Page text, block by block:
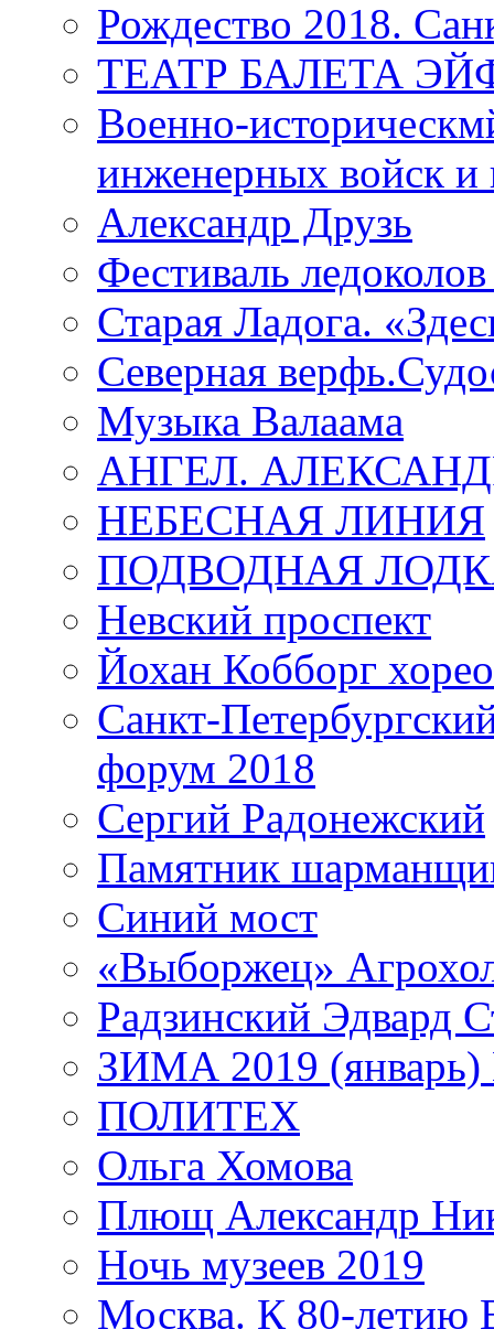
Рождество 2018.
ТЕАТР БАЛЕТА
Военно-
инженерных войск и
Александр Друзь
Фестиваль
Старая Ладога.
Северная
Музыка Валаама
АНГЕЛ.
НЕБЕСНАЯ ЛИНИЯ
ПОДВОДНАЯ
Невский проспект
Йохан Кобборг
Санкт-
форум 2018
Сергий Радонежский
Памятник
Синий мост
«Выборжец»
Радзинский Эдвард
ЗИМА 2019 (январь)
ПОЛИТЕХ
Ольга Хомова
Плющ Александр
Ночь музеев 2019
Москва. К 80-